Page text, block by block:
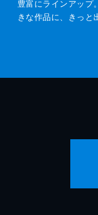
豊富にラインアップ
きな作品に、きっと